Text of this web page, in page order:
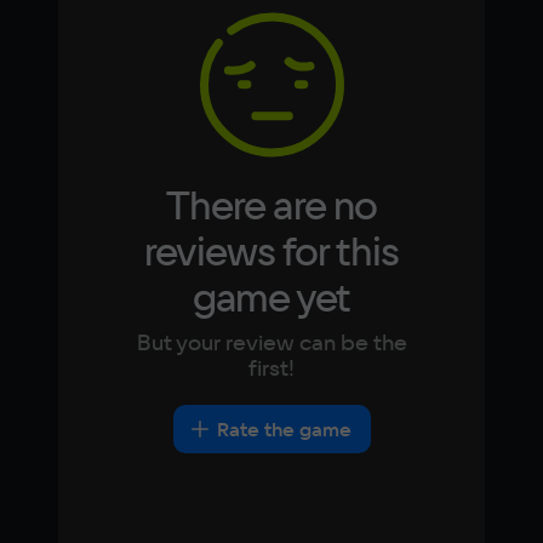
Video card
NVIDIA GeForce GTX 780
DirectX(R): 12, Звуковая карта: совместимая
Japanese
There are no
reviews for this
game yet
But your review can be the
first!
Rate the game